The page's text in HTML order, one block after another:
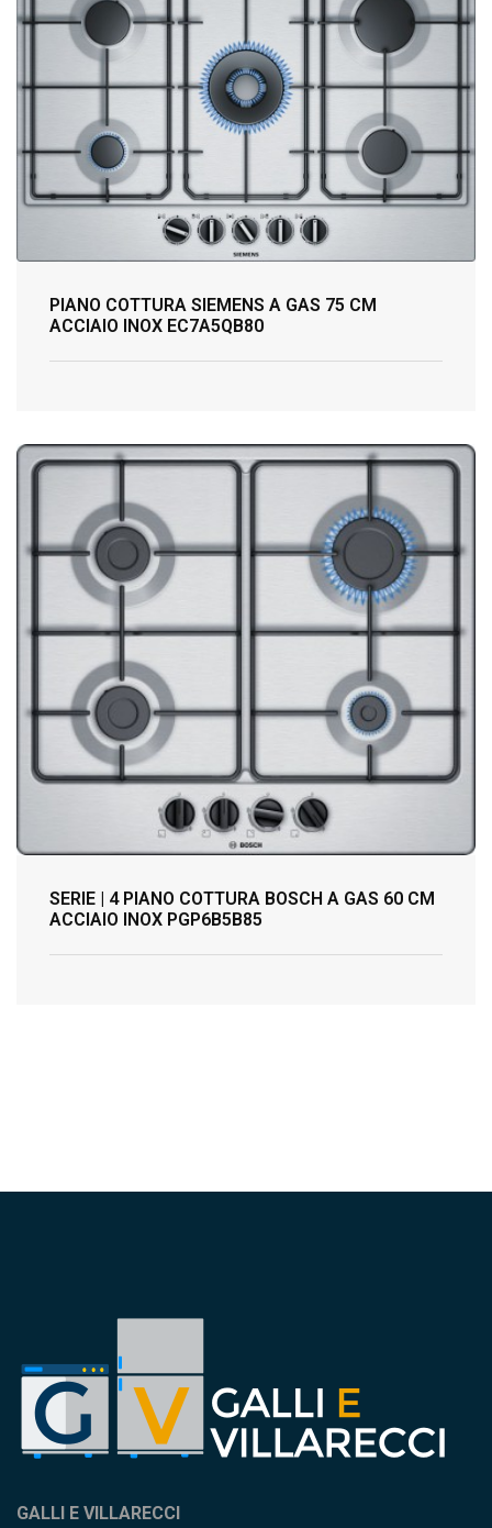
PIANO COTTURA SIEMENS A GAS 75 CM
ACCIAIO INOX EC7A5QB80
SERIE | 4 PIANO COTTURA BOSCH A GAS 60 CM
ACCIAIO INOX PGP6B5B85
GALLI E VILLARECCI